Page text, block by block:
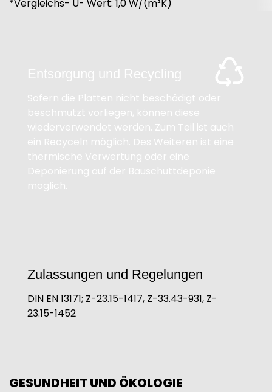
*Vergleichs- U- Wert: 1,0 W/(m²K)
Entsorgung und Recycling
Sofern die Platten nicht beschädigt oder
beschmutzt vorliegen, können diese
wiederverwendet werden. Zum Teil ist auch
ein Recyceln möglich. Des Weiteren ist eine
thermische Verwertung oder eine
Deponierung auf der Bauschuttdeponie
möglich.
Zulassungen und Regelungen
DIN EN 13171; Z-23.15-1417, Z-33.43-931, Z-
23.15-1452
GESUNDHEIT UND ÖKOLOGIE